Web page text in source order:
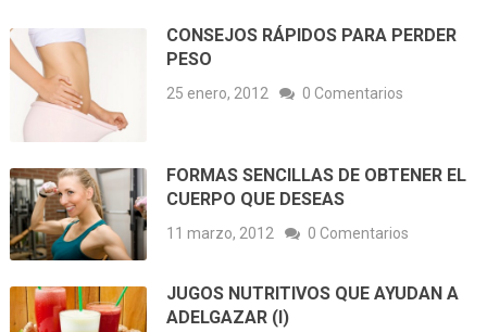
CONSEJOS RÁPIDOS PARA PERDER
PESO
25 enero, 2012 0 Comentarios
FORMAS SENCILLAS DE OBTENER EL
CUERPO QUE DESEAS
11 marzo, 2012 0 Comentarios
JUGOS NUTRITIVOS QUE AYUDAN A
ADELGAZAR (I)